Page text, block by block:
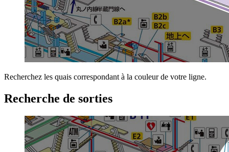
Recherchez les quais correspondant à la couleur de votre ligne.
Recherche de sorties